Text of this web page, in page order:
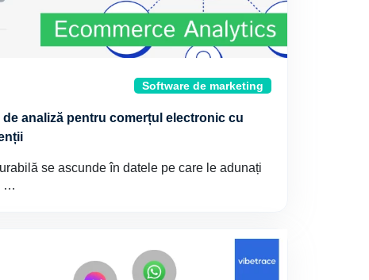
Software de marketing
analiză pentru comerțul electronic cu
se ascunde în datele pe care le adunați
…